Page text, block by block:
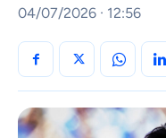
04/07/2026 · 12:56